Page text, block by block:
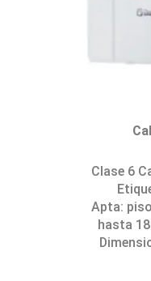
Clase 6
Apta:
hasta